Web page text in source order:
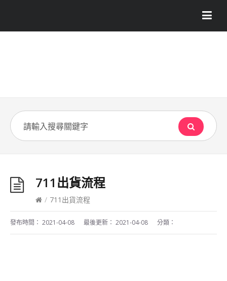
711出貨流程
/ 711出貨流程
發布時間： 2021-04-08 最後更新： 2021-04-08 分類：